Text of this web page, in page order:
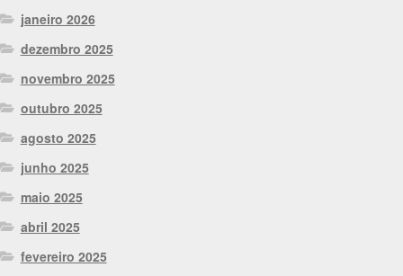
janeiro 2026
dezembro 2025
novembro 2025
outubro 2025
agosto 2025
junho 2025
maio 2025
abril 2025
fevereiro 2025